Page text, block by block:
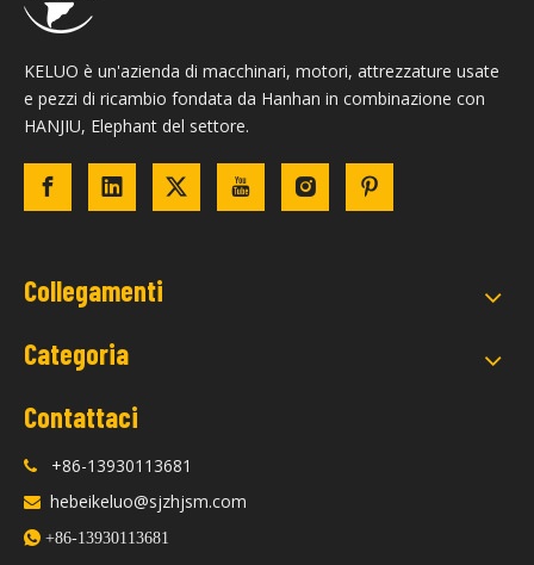
KELUO è un'azienda di macchinari, motori, attrezzature usate
e pezzi di ricambio fondata da Hanhan in combinazione con
HANJIU, Elephant del settore.
Collegamenti
Categoria
Contattaci
 +86-13930113681
 hebeikeluo@sjzhjsm.com
 +86-13930113681